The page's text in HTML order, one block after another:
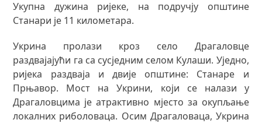
Укупна дужина ријеке, на подручју општине
Станари је 11 километара.
Укрина пролази кроз село Драгаловце
раздвајајући га са сусједним селом Кулаши. Уједно,
ријека раздваја и двије општине: Станаре и
Прњавор. Мост на Укрини, који се налази у
Драгаловцима је атрактивно мјесто за окупљање
локалних риболоваца. Осим Драгаловаца, Укрина